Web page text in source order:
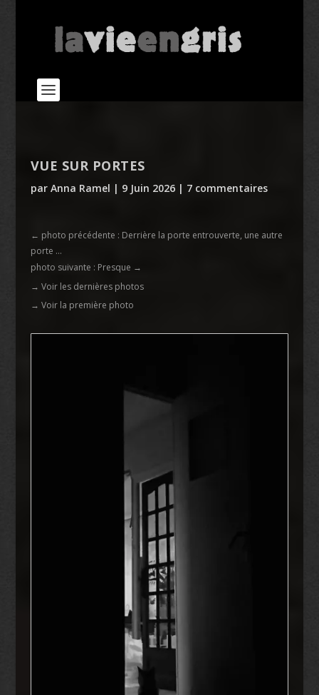
VUE SUR PORTES
par Anna Ramel | 9 Juin 2026| 7 commentaires
← photo précédente : Derrière la porte entrouverte, une autre
porte ...
photo suivante : Presque →
→ Voir les dernières photos
→ Voir la première photo